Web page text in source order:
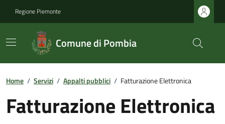
Regione Piemonte
Comune di Pombia
Home / Servizi / Appalti pubblici / Fatturazione Elettronica
Fatturazione Elettronica